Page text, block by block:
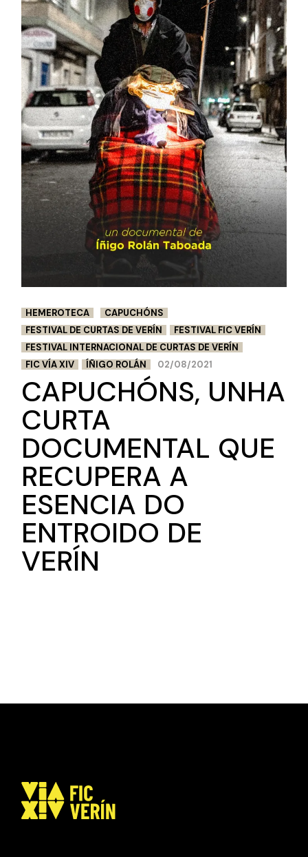
HEMEROTECA
CAPUCHÓNS
FESTIVAL DE CURTAS DE VERÍN
FESTIVAL FIC VERÍN
FESTIVAL INTERNACIONAL DE CURTAS DE VERÍN
FIC VÍA XIV
ÍÑIGO ROLÁN 02/08/2021
CAPUCHÓNS, UNHA
CURTA
DOCUMENTAL QUE
RECUPERA A
ESENCIA DO
ENTROIDO DE
VERÍN